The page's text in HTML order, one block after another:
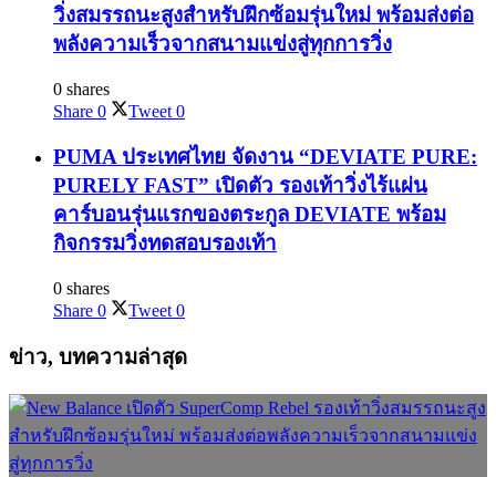
วิ่งสมรรถนะสูงสำหรับฝึกซ้อมรุ่นใหม่ พร้อมส่งต่อ
พลังความเร็วจากสนามแข่งสู่ทุกการวิ่ง
0 shares
Share 0 Tweet 0
PUMA ประเทศไทย จัดงาน “DEVIATE PURE:
PURELY FAST” เปิดตัว รองเท้าวิ่งไร้แผ่น
คาร์บอนรุ่นแรกของตระกูล DEVIATE พร้อม
กิจกรรมวิ่งทดสอบรองเท้า
0 shares
Share 0 Tweet 0
ข่าว, บทความล่าสุด